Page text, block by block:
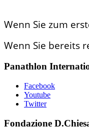
Wenn Sie zum
Wenn Sie bereits
Panathlon
Facebook
Youtube
Twitter
Fondazione